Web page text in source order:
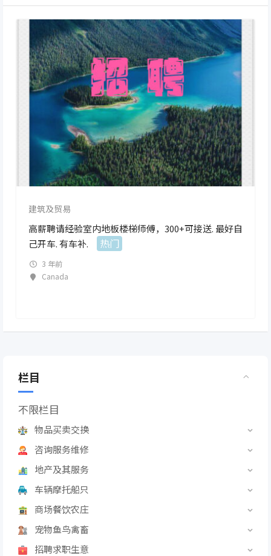
建筑及贸易
高薪聘请经验室内地板楼梯师傅，300+可接送. 最好自
己开车. 有车补.
热门
3 年前
Canada
栏目
不限栏目
物品买卖交换
咨询服务维修
地产及其服务
车辆摩托船只
商场餐饮农庄
宠物鱼鸟禽畜
招聘求职生意